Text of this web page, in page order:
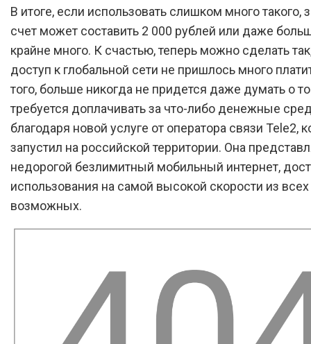
В итоге, если использовать слишком много такого,
счет может составить 2 000 рублей или даже
крайне много. К счастью, теперь можно сделать
доступ к глобальной сети не пришлось много
того, больше никогда не придется даже думать о
требуется доплачивать за что-либо денежные
благодаря новой услуге от оператора связи Tele2,
запустил на российской территории. Она
недорогой безлимитный мобильный интернет,
использования на самой высокой скорости из всех
возможных.